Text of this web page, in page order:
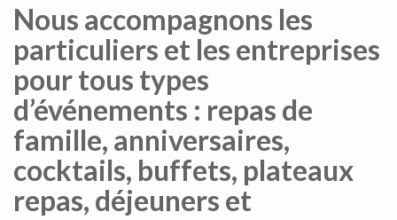
Nous accompagnons les
particuliers et les entreprises
pour tous types
d’événements : repas de
famille, anniversaires,
cocktails, buffets, plateaux
repas, déjeuners et